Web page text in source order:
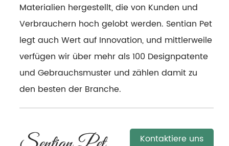
Materialien hergestellt, die von Kunden und
Verbrauchern hoch gelobt werden. Sentian Pet
legt auch Wert auf Innovation, und mittlerweile
verfügen wir über mehr als 100 Designpatente
und Gebrauchsmuster und zählen damit zu
den besten der Branche.
Kontaktiere uns